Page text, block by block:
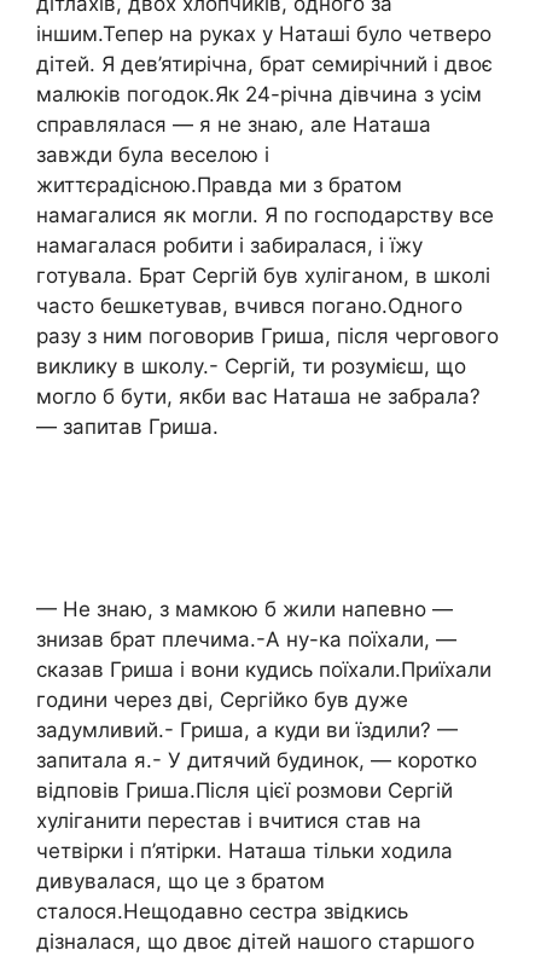
іншим.Тепер на руках у Наташі було четверо
дітей. Я дев’ятирічна, брат семирічний і двоє
малюків погодок.Як 24-річна дівчина з усім
справлялася — я не знаю, але Наташа
завжди була веселою і
життєрадісною.Правда ми з братом
намагалися як могли. Я по господарству все
намагалася робити і забиралася, і їжу
готувала. Брат Сергій був хуліганом, в школі
часто бешкетував, вчився погано.Одного
разу з ним поговорив Гриша, після чергового
виклику в школу.- Сергій, ти розумієш, що
могло б бути, якби вас Наташа не забрала?
— запитав Гриша.
— Не знаю, з мамкою б жили напевно —
знизав брат плечима.-А ну-ка поїхали, —
сказав Гриша і вони кудись поїхали.Приїхали
години через дві, Сергійко був дуже
задумливий.- Гриша, а куди ви їздили? —
запитала я.- У дитячий будинок, — коротко
відповів Гриша.Після цієї розмови Сергій
хуліганити перестав і вчитися став на
четвірки і п’ятірки. Наташа тільки ходила
дивувалася, що це з братом
сталося.Нещодавно сестра звідкись
дізналася, що двоє дітей нашого старшого